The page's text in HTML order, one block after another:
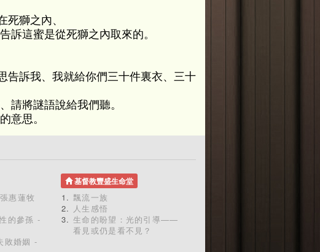
獅之內、
訴這蜜是從死獅之內取來的。
告訴我、我就給你們三十件裏衣、三十
請將謎語說給我們聽。
意思。
惠蓮牧
的參孫 -
敗婚姻 -
基督教豐盛生命堂
飄流一族
人生感悟
生命的盼望：光的引導——
看見或仍是看不見？